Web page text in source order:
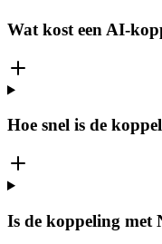
Wat kost een AI-
Hoe snel is de
Is de koppeling met